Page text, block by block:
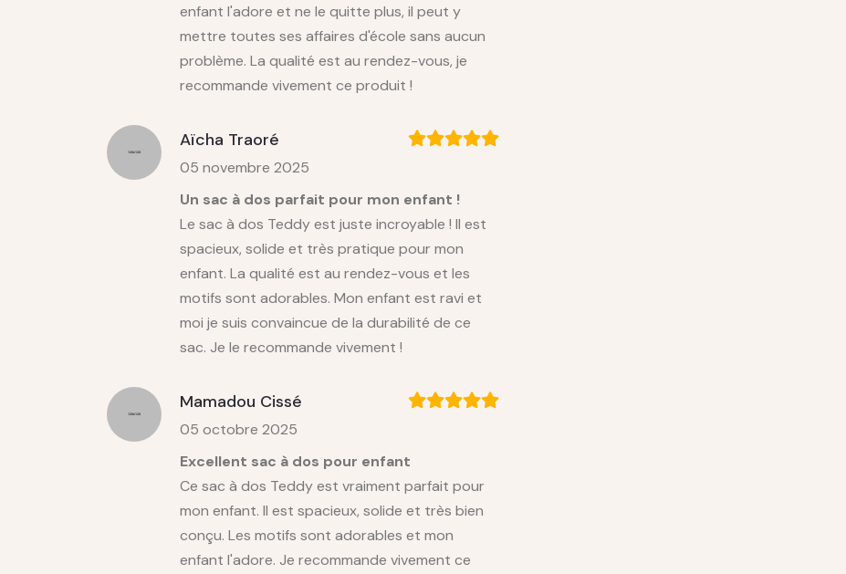
enfant l'adore et ne le quitte plus, il peut y
mettre toutes ses affaires d'école sans aucun
problème. La qualité est au rendez-vous, je
recommande vivement ce produit !
Aïcha Traoré
05 novembre 2025
Un sac à dos parfait pour mon enfant !
Le sac à dos Teddy est juste incroyable ! Il est
spacieux, solide et très pratique pour mon
enfant. La qualité est au rendez-vous et les
motifs sont adorables. Mon enfant est ravi et
moi je suis convaincue de la durabilité de ce
sac. Je le recommande vivement !
Mamadou Cissé
05 octobre 2025
Excellent sac à dos pour enfant
Ce sac à dos Teddy est vraiment parfait pour
mon enfant. Il est spacieux, solide et très bien
conçu. Les motifs sont adorables et mon
enfant l'adore. Je recommande vivement ce